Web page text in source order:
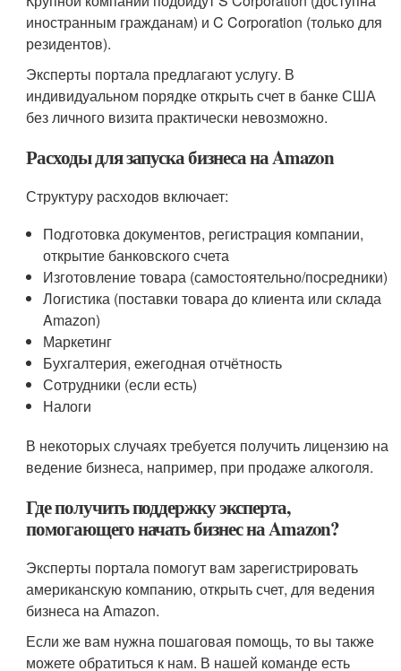
иностранным гражданам) и C Corporation (только для
резидентов).
Эксперты портала предлагают услугу. В
индивидуальном порядке открыть счет в банке США
без личного визита практически невозможно.
Расходы для запуска бизнеса на Amazon
Структуру расходов включает:
Подготовка документов, регистрация компании,
открытие банковского счета
Изготовление товара (самостоятельно/посредники)
Логистика (поставки товара до клиента или склада
Amazon)
Маркетинг
Бухгалтерия, ежегодная отчётность
Сотрудники (если есть)
Налоги
В некоторых случаях требуется получить лицензию на
ведение бизнеса, например, при продаже алкоголя.
Где получить поддержку эксперта,
помогающего начать бизнес на Amazon?
Эксперты портала помогут вам зарегистрировать
американскую компанию, открыть счет, для ведения
бизнеса на Amazon.
Если же вам нужна пошаговая помощь, то вы также
можете обратиться к нам. В нашей команде есть